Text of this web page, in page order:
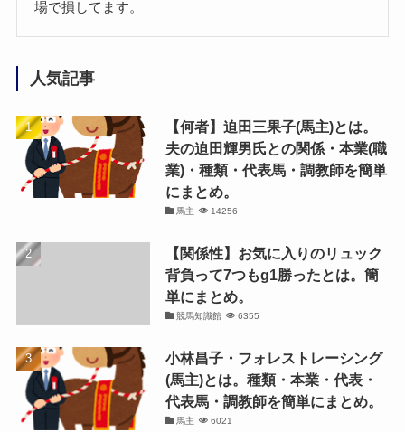
場で損してます。
人気記事
【何者】迫田三果子(馬主)とは。
夫の迫田輝男氏との関係・本業(職
業)・種類・代表馬・調教師を簡単
にまとめ。
馬主 14256
【関係性】お気に入りのリュック
背負って7つもg1勝ったとは。簡
単にまとめ。
競馬知識館 6355
小林昌子・フォレストレーシング
(馬主)とは。種類・本業・代表・
代表馬・調教師を簡単にまとめ。
馬主 6021